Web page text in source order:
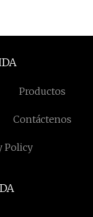
Productos
Contáctenos
Policy